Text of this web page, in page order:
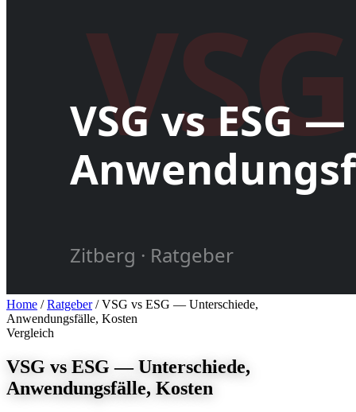
Home / Ratgeber / VSG vs ESG — Unterschiede,
Anwendungsfälle, Kosten
Vergleich
VSG vs ESG — Unterschiede,
Anwendungsfälle, Kosten